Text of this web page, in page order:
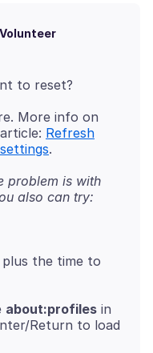
More info on
Refresh
problem is with
also can try:
the time to
about:profiles in
Return to load